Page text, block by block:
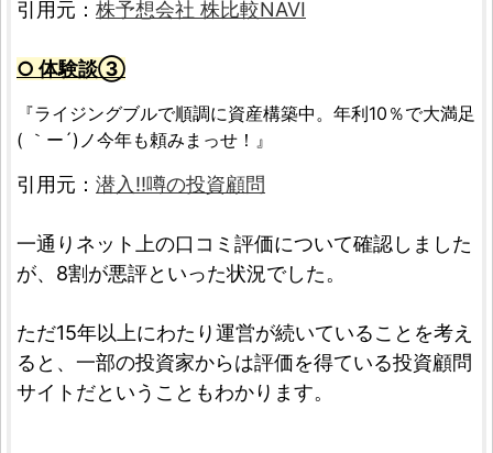
引用元： 株予想会社 株比較NAVI
○ 体験談③
『ライジングブルで順調に資産構築中。年利10％で大満足
( ｀ー´)ノ今年も頼みまっせ！』
引用元： 潜入!!噂の投資顧問
一通りネット上の口コミ評価について確認しました
が、8割が悪評といった状況でした。
ただ15年以上にわたり運営が続いていることを考え
ると、一部の投資家からは評価を得ている投資顧問
サイトだということもわかります。